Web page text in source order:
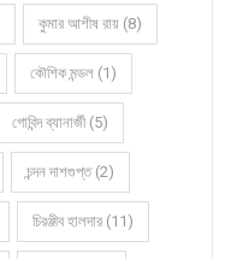
কুমার আশীষ রায় (8)
কৌশিক মন্ডল (1)
গোবিন্দ ব্যানার্জী (5)
চন্দন দাশগুপ্ত (2)
চিরঞ্জীব হালদার (11)